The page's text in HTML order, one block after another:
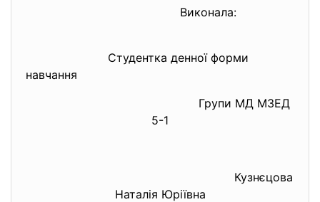
Виконала:
Студентка денної форми
навчання
Групи МД МЗЕД
5-1
Кузнєцова
Наталія Юріївна